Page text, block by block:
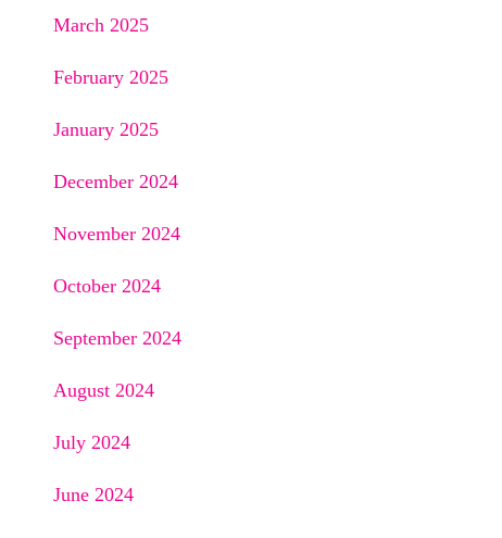
March 2025
February 2025
January 2025
December 2024
November 2024
October 2024
September 2024
August 2024
July 2024
June 2024